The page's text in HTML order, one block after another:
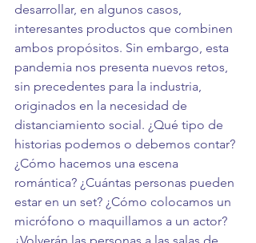
desarrollar, en algunos casos,
interesantes productos que combinen
ambos propósitos. Sin embargo, esta
pandemia nos presenta nuevos retos,
sin precedentes para la industria,
originados en la necesidad de
distanciamiento social. ¿Qué tipo de
historias podemos o debemos contar?
¿Cómo hacemos una escena
romántica? ¿Cuántas personas pueden
estar en un set? ¿Cómo colocamos un
micrófono o maquillamos a un actor?
¿Volverán las personas a las salas de